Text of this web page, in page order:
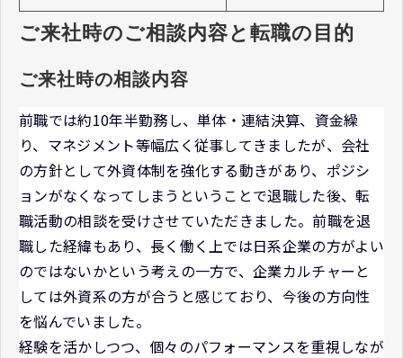
ご来社時のご相談内容と転職の目的
ご来社時の相談内容
前職では約10年半勤務し、単体・連結決算、資金繰
り、マネジメント等幅広く従事してきましたが、会社
の方針として外資体制を強化する動きがあり、ポジシ
ョンがなくなってしまうということで退職した後、転
職活動の相談を受けさせていただきました。前職を退
職した経緯もあり、長く働く上では日系企業の方がよい
のではないかという考えの一方で、企業カルチャーと
しては外資系の方が合うと感じており、今後の方向性
を悩んでいました。
経験を活かしつつ、個々のパフォーマンスを重視しなが